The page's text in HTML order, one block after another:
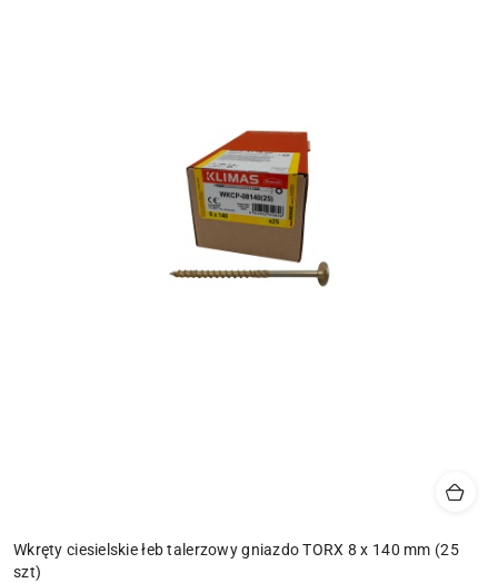
Wkręty ciesielskie łeb talerzowy gniazdo TORX 8 x 140 mm (25
szt)